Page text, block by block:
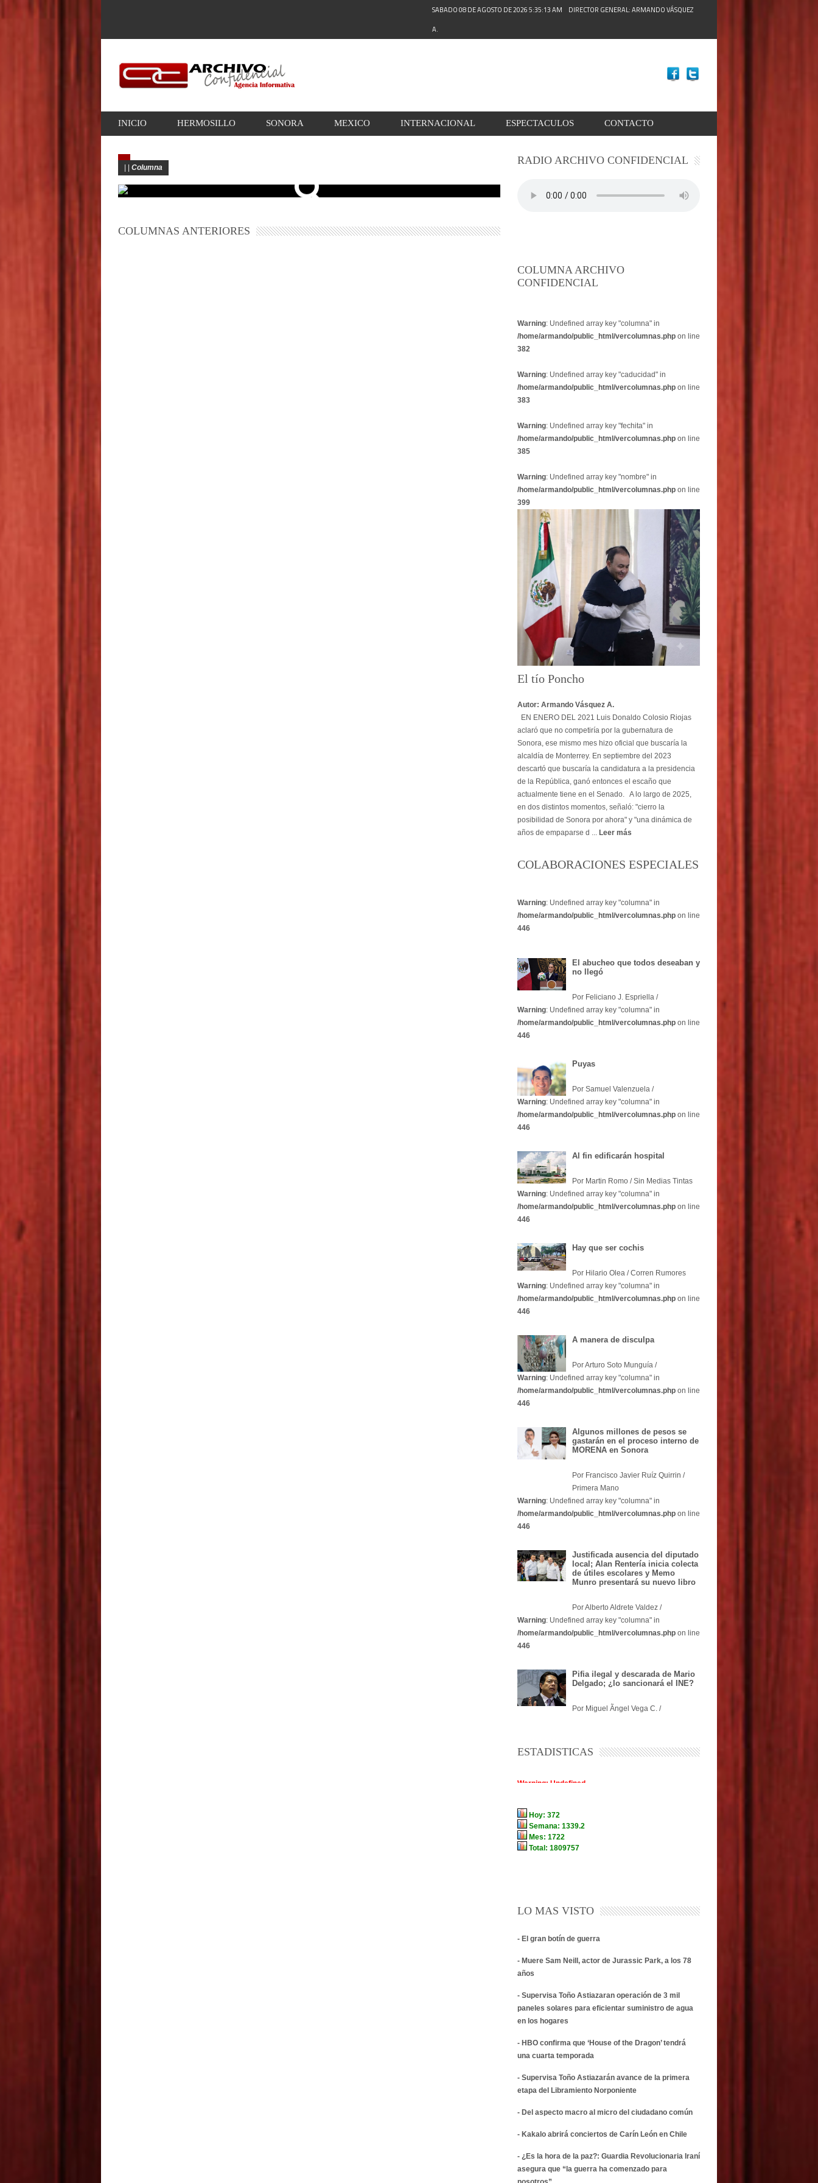
SABADO 08 DE AGOSTO DE 2026 5:35:15 AM
DIRECTOR GENERAL: ARMANDO VÁSQUEZ
A.
INICIO HERMOSILLO SONORA MEXICO INTERNACIONAL ESPECTACULOS CONTACTO
Columna
COLUMNAS ANTERIORES
RADIO ARCHIVO CONFIDENCIAL
COLUMNA ARCHIVO
CONFIDENCIAL
Warning: Undefined array key "columna" in
/home/armando/public_html/vercolumnas.php on line
382
Warning: Undefined array key "caducidad" in
/home/armando/public_html/vercolumnas.php on line
383
Warning: Undefined array key "fechita" in
/home/armando/public_html/vercolumnas.php on line
385
Warning: Undefined array key "nombre" in
/home/armando/public_html/vercolumnas.php on line
399
El tío Poncho
Autor: Armando Vásquez A.
EN ENERO DEL 2021 Luis Donaldo Colosio Riojas
aclaró que no competiría por la gubernatura de
Sonora, ese mismo mes hizo oficial que buscaría la
alcaldía de Monterrey. En septiembre del 2023
descartó que buscaría la candidatura a la presidencia
de la República, ganó entonces el escaño que
actualmente tiene en el Senado. A lo largo de 2025,
en dos distintos momentos, señaló: "cierro la
posibilidad de Sonora por ahora" y "una dinámica de
años de empaparse d ... Leer más
COLABORACIONES ESPECIALES
Warning: Undefined array key "columna" in
/home/armando/public_html/vercolumnas.php on line
446
El abucheo que todos deseaban y
no llegó
Por Feliciano J. Espriella /
Warning: Undefined array key "columna" in
/home/armando/public_html/vercolumnas.php on line
446
Puyas
Por Samuel Valenzuela /
Warning: Undefined array key "columna" in
/home/armando/public_html/vercolumnas.php on line
446
Al fin edificarán hospital
Por Martin Romo / Sin Medias Tintas
Warning: Undefined array key "columna" in
/home/armando/public_html/vercolumnas.php on line
446
Hay que ser cochis
Por Hilario Olea / Corren Rumores
Warning: Undefined array key "columna" in
/home/armando/public_html/vercolumnas.php on line
446
A manera de disculpa
Por Arturo Soto Munguía /
Warning: Undefined array key "columna" in
/home/armando/public_html/vercolumnas.php on line
446
Algunos millones de pesos se
gastarán en el proceso interno de
MORENA en Sonora
Por Francisco Javier Ruíz Quirrin /
Primera Mano
Warning: Undefined array key "columna" in
/home/armando/public_html/vercolumnas.php on line
446
Justificada ausencia del diputado
local; Alan Rentería inicia colecta
de útiles escolares y Memo
Munro presentará su nuevo libro
Por Alberto Aldrete Valdez /
Warning: Undefined array key "columna" in
/home/armando/public_html/vercolumnas.php on line
446
Pifia ilegal y descarada de Mario
Delgado; ¿lo sancionará el INE?
Por Miguel Ãngel Vega C. /
ESTADISTICAS
LO MAS VISTO
- El gran botín de guerra
- Muere Sam Neill, actor de Jurassic Park, a los 78
años
- Supervisa Toño Astiazaran operación de 3 mil
paneles solares para eficientar suministro de agua
en los hogares
- HBO confirma que ‘House of the Dragon’ tendrá
una cuarta temporada
- Supervisa Toño Astiazarán avance de la primera
etapa del Libramiento Norponiente
- Del aspecto macro al micro del ciudadano común
- Kakalo abrirá conciertos de Carín León en Chile
- ¿Es la hora de la paz?: Guardia Revolucionaria Iraní
asegura que “la guerra ha comenzado para